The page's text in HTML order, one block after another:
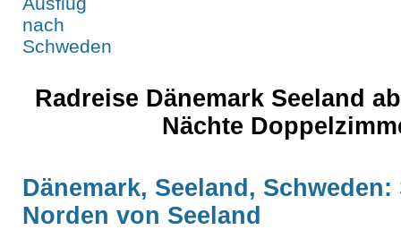
Radreise Dänemark Seeland
Nächte
Dänemark, Seeland,
Norden von Seeland